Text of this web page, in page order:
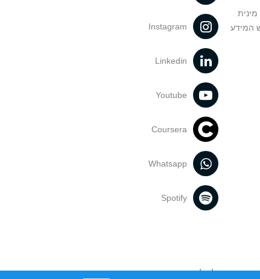
המידע
Instagram
Linkedin
Youtube
Coursera
Whatsapp
Spotify
בתכנים אלה לדעתך מפר זכויות